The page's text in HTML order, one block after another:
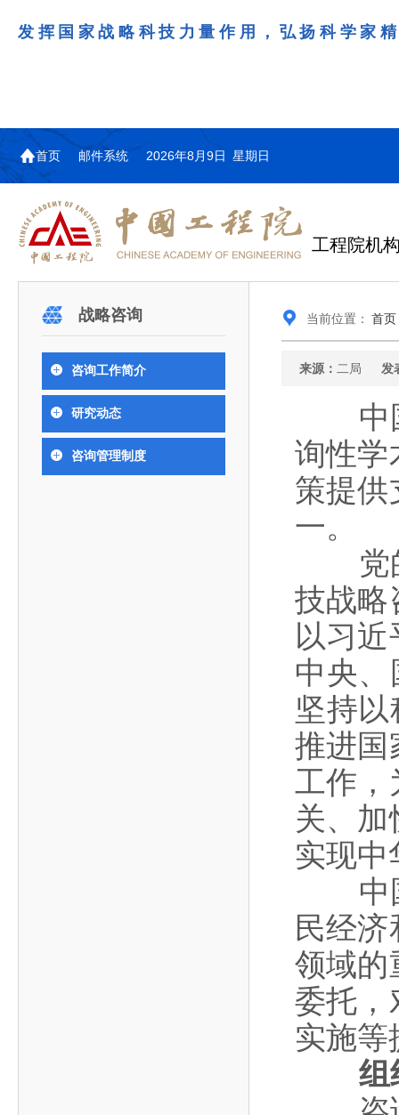
发挥国家战略科技力量作用，弘扬科学家
首页 邮件系统 2026年8月9日 星期日
工程院机
院长-张玉
副院长-陈
978人
393人
资深院士名单
7
学部院士名单
信息与电子工程学部
能源与矿业工程学部
土木、水利与建筑工程学部
工程管理学部(85人,其中79 人为跨学
中国工程院是中国工程科学技术界最高荣誉
性、咨询性学术机构。组织院士开展战略咨询研
究，为国家决策提供支撑服务是中国工程院的主要
党的二十大提出，完善国家科技创新体系，强
化科技战略咨询，提升国家创新体系整体效能。中
指导，按照党中央、国务院战略部署，坚持“服务决
策、适度超前”，坚持以科学咨询支撑科学决策，坚
持“顶天立地”，积极推进国家工程科技思想库建设和
国家高端智库建设试点工作，为提升我国科技创新
能力、强化关键核心技术攻关、加快建设创新型国
家、支撑经济社会高质量发展、实现中华民族伟大
中国工程院组织开展的战略咨询研究，主要结
合国民经济和社会发展规划、计划，组织研究工程
科学技术领域的重大、关键性问题，接受政府、地
方、行业等的委托，对重大工程科学技术发展规
划、计划、方案及其实施等提供咨询意见。
医药卫生学部学术报告会在京举行
为深入贯彻落实习近平总书记在国家
奖励大会、两院院士大会、中国科协
全国代表大会上的重要讲话精神，充
术引领作用，2026年7月10日下午，
院医药卫生学部学术报告会在北京会
行。6位院士做报告，50余位院士参
2026年中国工程科技论坛在京举行
健康中国与生物医药工程创新研讨会暨第五届中医药高质量发展大会在天津召开
第十五届化工、冶金与材料工程学术会议在广州召开
江西研究院组织召开省校产
7月9日，中国工程科技发展战略
江西研究院（以下简称“江西研
市、企业赴京与北京化工大学举
办产学研合作交流会。北京化工
大学党委常委、副校长许海军，
江西省科学院党组成员、副院长
2026-04-11
2026-03-26
2026-03-24
中国工程院教育委员会以习近平新时代中国特
色社会主义思想为指导，深入贯彻落实党的二十大
和二十届历次全会精神，按照全国教育大会和中央
人才工作会议有关部署要求，切实履行教育委员会
各项职能，发挥工程教育领域国家高端智库作用，
为一体推进教育科技人才发展，统筹建设教育强
国、科技强国、人才强国提供支撑。主要任务有：
一是贯彻落实习近平总书记重要指示批示精神
和其他中央领导同志有关批示要求，围绕党中央决
研究，为党和国家决策提出咨询意见和建议。
二是加强同教育界、产业界和科技界的联系，
促进工程教育与经济建设紧密结合，促进工程技术
三是积极推动我国继续工程教育的发展及其体
系的建立和完善，促进院校工程教育与继续工程教
四是加强工程教育的学术研究、宣传和科普工
作，提高工程教育和工程科技在国民意识中的地
第29届中日韩工程院圆桌会
2026年7月23日，第29届中日韩
工程院圆桌会议在韩国首尔成功
举行。本届会议由韩国工程院轮
100余人现场参会。韩国工程院
国际关系委员会主席朴宰佑院
士、中国工程院国际合作局副局
长（主持工作）丁宁、日本工程
2026-08-03
2026-07-27
2026-07-20
战略咨询
咨询工作简介
研究动态
咨询管理制度
当前位置： 首页
来源： 二局 发
中国
询性学
策提供
一。
党的
技战略
以习
中央、
坚持以
推进国
工作，
关、
实现中
中国
民经
领域的
委托，
实施等
组